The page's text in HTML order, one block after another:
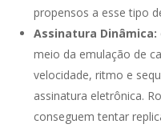
propensos a esse tipo
Assinatura Dinâmica:
meio da emulação de
velocidade, ritmo e
assinatura eletrônica.
conseguem tentar